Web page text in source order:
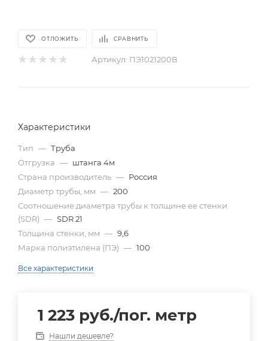
ОТЛОЖИТЬ СРАВНИТЬ
Артикул: ПЭ1021200В
Характеристики
Тип — Труба
Отгрузка — штанга 4м
Страна производитель — Россия
Диаметр трубы, мм — 200
Cоотношение диаметра трубы к толщине ее стенки
(SDR) — SDR 21
Толщина стенки, мм — 9,6
Марка полиэтилена (ПЭ) — 100
Все характеристики
1 223 руб./пог. метр
Нашли дешевле?